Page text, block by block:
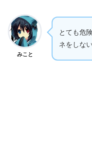
みこと
とても危
ネをしな